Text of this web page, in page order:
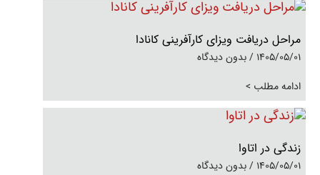
مراحل دریافت ویزای کارآفرینی کانادا
1405/05/01
بدون دیدگاه
ادامه مطلب >
زندگی در اتاوا
1405/05/01
بدون دیدگاه